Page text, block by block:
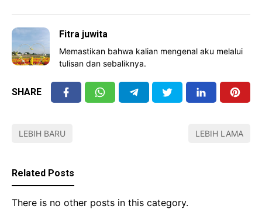
Fitra juwita
Memastikan bahwa kalian mengenal aku melalui
tulisan dan sebaliknya.
SHARE
LEBIH BARU LEBIH LAMA
Related Posts
There is no other posts in this category.